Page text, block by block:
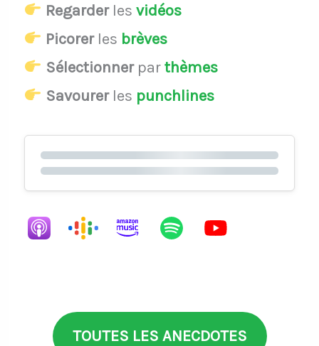
Regarderles vidéos
Picorerles brèves
Sélectionnerparthèmes
Savourerles punchlines
TOUTES LES ANECDOTES